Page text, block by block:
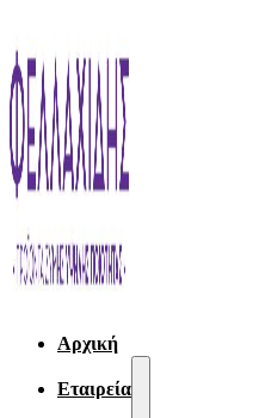
Αρχική
Εταιρεία